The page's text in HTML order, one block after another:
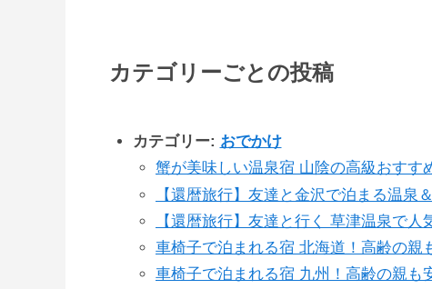
カテゴリーごとの投稿
カテゴリー: おでかけ
蟹が美味しい温泉宿 山陰の高級おすす
【還暦旅行】友達と金沢で泊まる温泉
【還暦旅行】友達と行く 草津温泉で
車椅子で泊まれる宿 北海道！高齢の親
車椅子で泊まれる宿 九州！高齢の親も